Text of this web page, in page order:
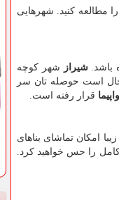
مطالعه کنید. شهرهایی
باشد.شیراز
شهر کوچه
است حوصله تان سر
قرار رفته است.
امکان تماشای بناهای
کامل را حس خواهید کرد.